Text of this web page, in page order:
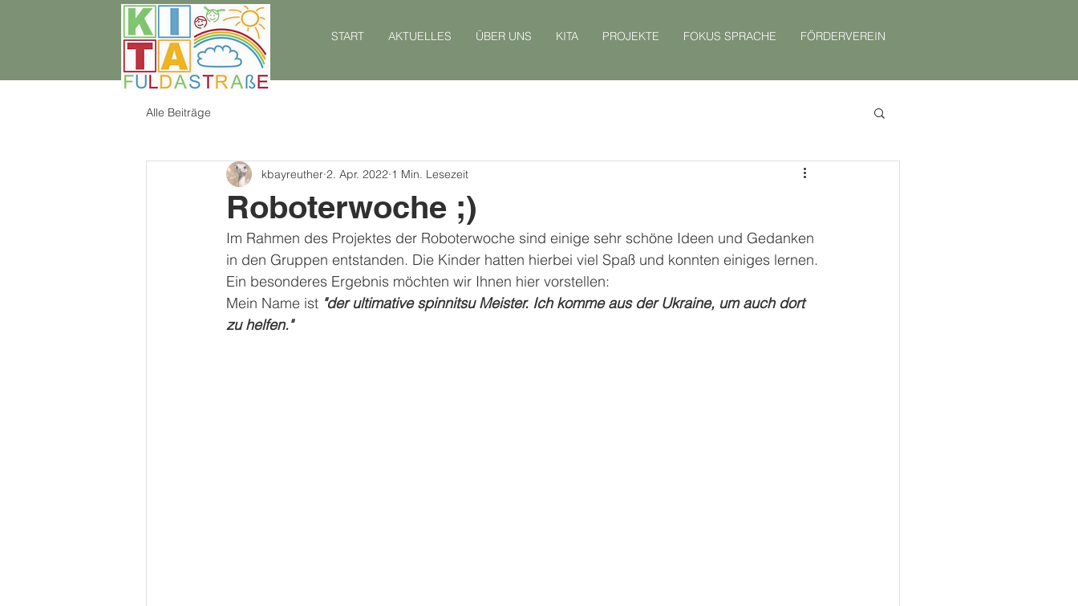
START AKTUELLES ÜBER UNS KITA PROJEKTE FOKUS SPRACHE FÖRDERVEREIN
Alle Beiträge
Roboterwoche ;)
kbayreuther 2. Apr. 2022 1 Min. Lesezeit
Im Rahmen des Projektes der Roboterwoche sind einige sehr schöne Ideen und Gedanken
in den Gruppen entstanden. Die Kinder hatten hierbei viel Spaß und konnten einiges lernen.
Ein besonderes Ergebnis möchten wir Ihnen hier vorstellen:
Mein Name ist "der ultimative spinnitsu Meister. Ich komme aus der Ukraine, um auch dort
zu helfen."